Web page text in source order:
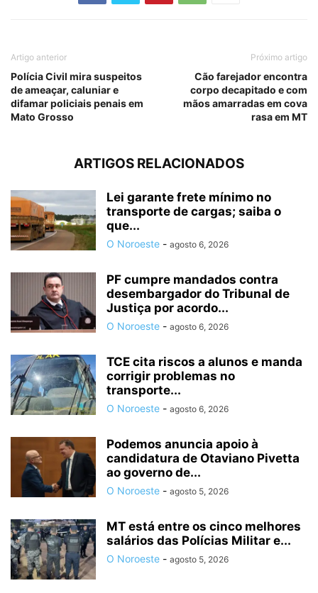
Artigo anterior
Polícia Civil mira suspeitos
de ameaçar, caluniar e
difamar policiais penais em
Mato Grosso
Próximo artigo
Cão farejador encontra
corpo decapitado e com
mãos amarradas em cova
rasa em MT
ARTIGOS RELACIONADOS
Lei garante frete mínimo no
transporte de cargas; saiba o
que...
O Noroeste - agosto 6, 2026
PF cumpre mandados contra
desembargador do Tribunal de
Justiça por acordo...
O Noroeste - agosto 6, 2026
TCE cita riscos a alunos e manda
corrigir problemas no
transporte...
O Noroeste - agosto 6, 2026
Podemos anuncia apoio à
candidatura de Otaviano Pivetta
ao governo de...
O Noroeste - agosto 5, 2026
MT está entre os cinco melhores
salários das Polícias Militar e...
O Noroeste - agosto 5, 2026